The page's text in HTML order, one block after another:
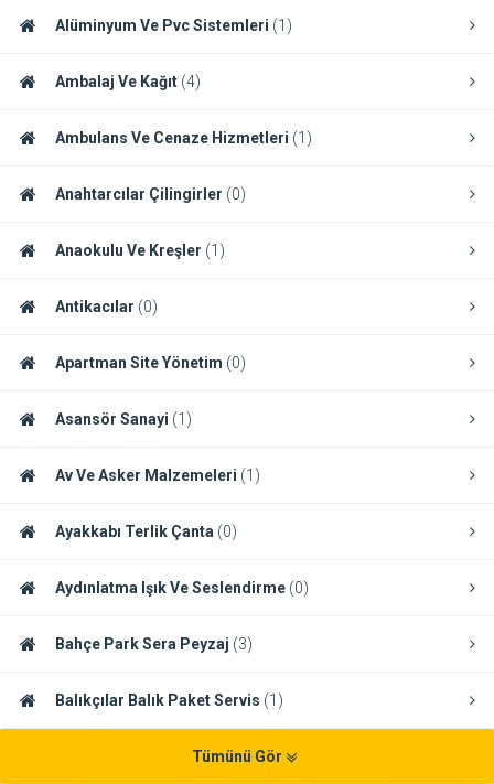
Alüminyum Ve Pvc Sistemleri (1)
Ambalaj Ve Kağıt (4)
Ambulans Ve Cenaze Hizmetleri (1)
Anahtarcılar Çilingirler (0)
Anaokulu Ve Kreşler (1)
Antikacılar (0)
Apartman Site Yönetim (0)
Asansör Sanayi (1)
Av Ve Asker Malzemeleri (1)
Ayakkabı Terlik Çanta (0)
Aydınlatma Işık Ve Seslendirme (0)
Bahçe Park Sera Peyzaj (3)
Balıkçılar Balık Paket Servis (1)
Tümünü Gör